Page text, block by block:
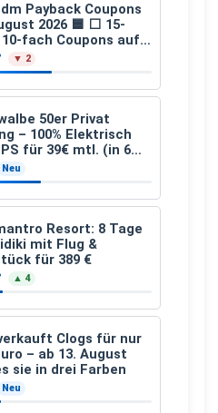
dm Payback Coupons
2026 🟦 ⬜ 15-
fach Coupons auf
Einkauf ab 2
▼ 2
50er Privat
– 100% Elektrisch
für 39€ mtl. (in 6
Farben LF: 0.43, 36
Bereitstellung:
€, 2.500 km/Jahr)
Neu
Resort: 8 Tage
mit Flug &
für 389 €
▲ 4
Clogs für nur
– ab 13. August
sie in drei Farben
Neu